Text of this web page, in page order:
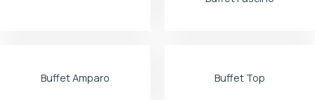
Buffet Amparo Buffet Top